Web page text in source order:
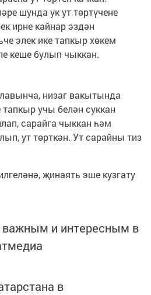
шунда ук ут төртүчене
ирне кайнар эздән
элек ике тапкыр хөкем
кеше булып чыккан.
низаг вакытында
учы белән суккан
сарайга чыккан һәм
ут төрткән. Ут сарайны тиз
җинаять эше кузгату
и интересным в
в